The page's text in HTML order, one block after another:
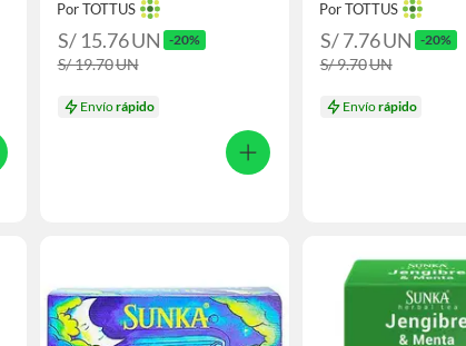
Por TOTTUS
S/ 15.76UN -20%
S/ 19.70UN
Envíorápido
Por TOTTUS
S/ 7.76UN -20%
S/ 9.70UN
Envíorápido